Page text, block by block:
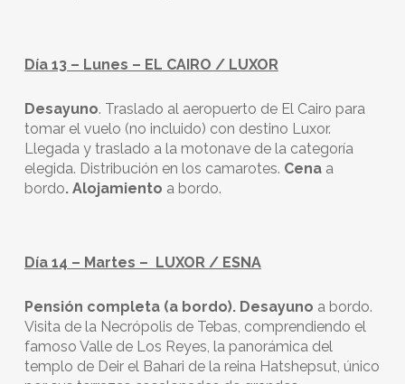
Día 13 – Lunes – EL CAIRO / LUXOR
Desayuno. Traslado al aeropuerto de El Cairo para
tomar el vuelo (no incluido) con destino Luxor.
Llegada y traslado a la motonave de la categoría
elegida. Distribución en los camarotes. Cena a
bordo. Alojamiento a bordo.
Día 14 – Martes – LUXOR / ESNA
Pensión completa (a bordo). Desayuno a bordo.
Visita de la Necrópolis de Tebas, comprendiendo el
famoso Valle de Los Reyes, la panorámica del
templo de Deir el Bahari de la reina Hatshepsut, único